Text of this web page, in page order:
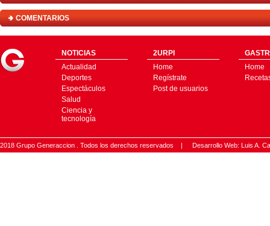
COMENTARIOS
NOTICIAS
Actualidad
Deportes
Espectáculos
Salud
Ciencia y
tecnología
2URPI
Home
Regístrate
Post de usuarios
Home
2018 Grupo Generaccion . Todos los derechos reservados | Desarrollo Web: Luis